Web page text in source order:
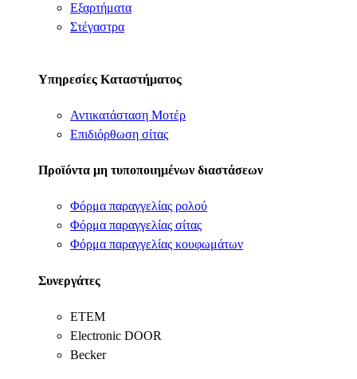
Εξαρτήματα
Στέγαστρα
Υπηρεσίες Καταστήματος
Αντικατάσταση Μοτέρ
Επιδιόρθωση σίτας
Προϊόντα μη τυποποιημένων διαστάσεων
Φόρμα παραγγελίας ρολού
Φόρμα παραγγελίας σίτας
Φόρμα παραγγελίας κουφωμάτων
Συνεργάτες
ΕΤΕΜ
Electronic DOOR
Becker